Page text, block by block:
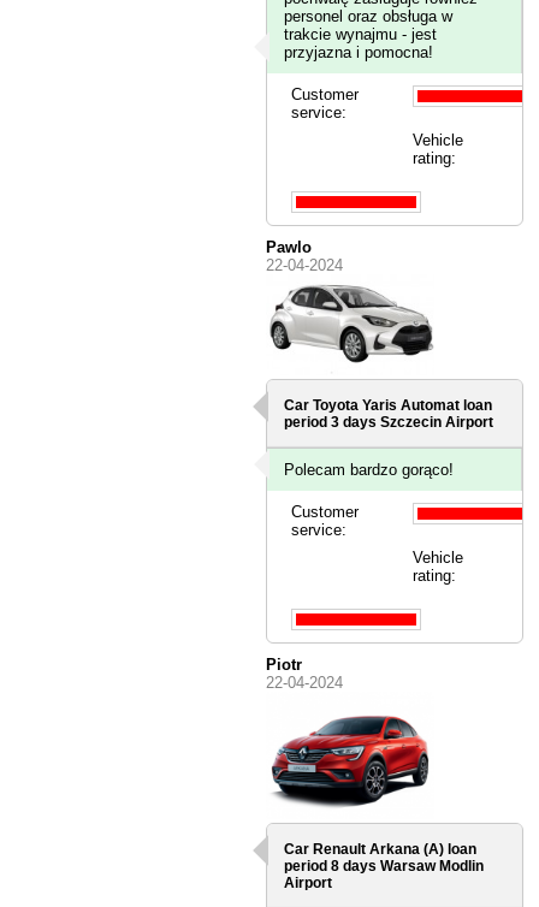
personel oraz obsługa w
trakcie wynajmu - jest
przyjazna i pomocna!
Customer
service:
Vehicle
rating:
Pawlo
22-04-2024
Car Toyota Yaris Automat loan
period 3 daysSzczecin Airport
Polecam bardzo gorąco!
Customer
service:
Vehicle
rating:
Piotr
22-04-2024
Car Renault Arkana (A) loan
period 8 daysWarsaw Modlin
Airport